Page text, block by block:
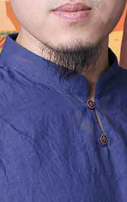
1934 1933 1932 1931
1911 1910 1909
4 3 2 1
25 24 23
17 16 14 13
52 51 50 49
22 21